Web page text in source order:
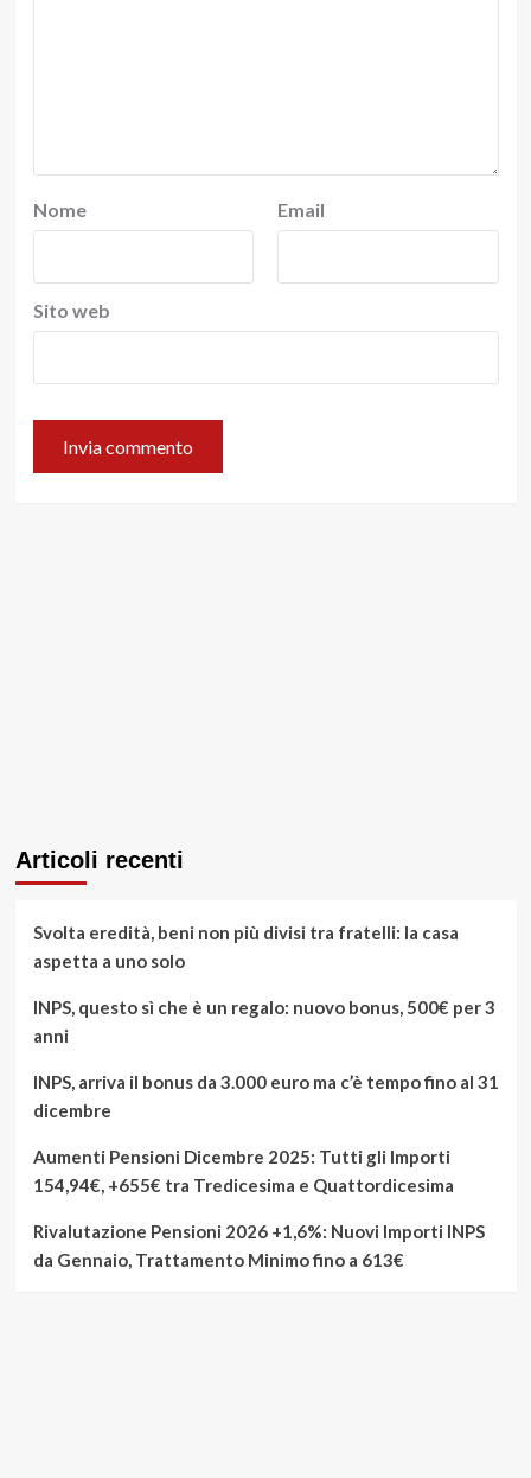
Nome Email
Sito web
Articoli recenti
Svolta eredità, beni non più divisi tra fratelli: la casa
aspetta a uno solo
INPS, questo sì che è un regalo: nuovo bonus, 500€ per 3
anni
INPS, arriva il bonus da 3.000 euro ma c’è tempo fino al 31
dicembre
Aumenti Pensioni Dicembre 2025: Tutti gli Importi
154,94€, +655€ tra Tredicesima e Quattordicesima
Rivalutazione Pensioni 2026 +1,6%: Nuovi Importi INPS
da Gennaio, Trattamento Minimo fino a 613€